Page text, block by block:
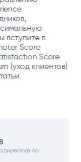
директора по
вступите в
Score
Score
(уход клиентов)